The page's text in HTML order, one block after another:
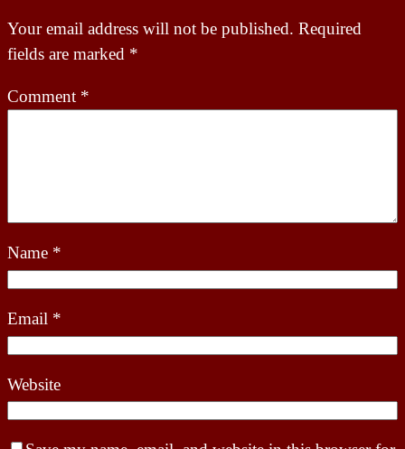
Your email address will not be published. Required
fields are marked *
Comment *
Name *
Email *
Website